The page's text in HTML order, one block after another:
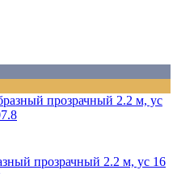
прозрачный 2.2 м, ус 16